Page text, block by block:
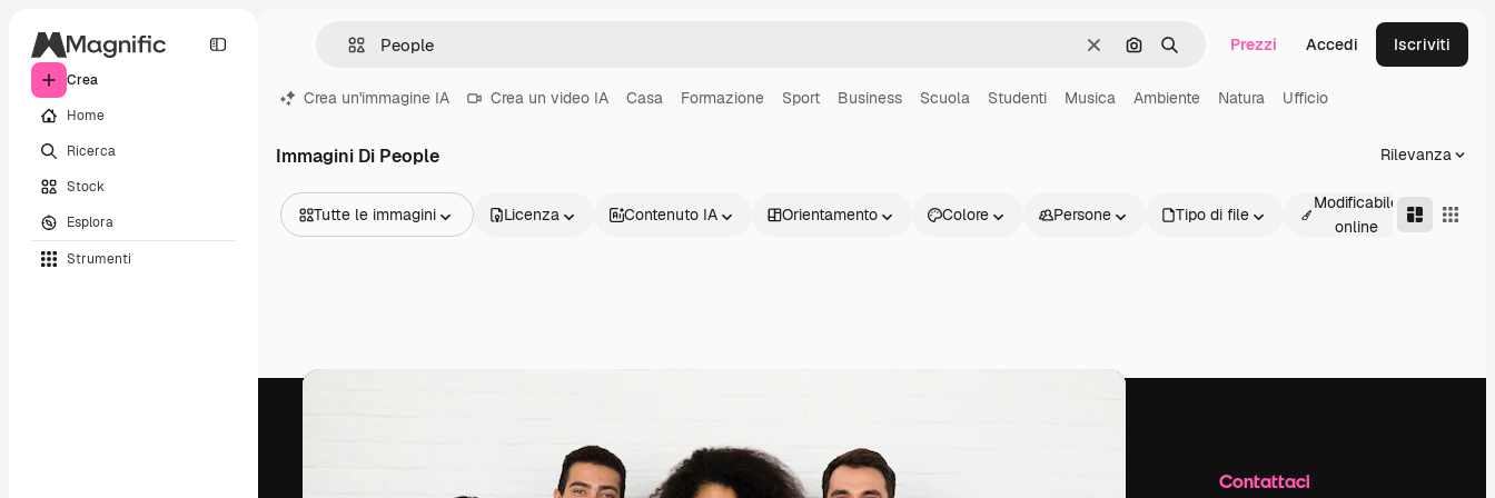
Crea
Home
Ricerca
Stock
Esplora
Strumenti
CancellaCerca per immagine
Ricerca Prezzi Accedi Iscriviti
Crea un'immagine IA Crea un video IA Casa Formazione Sport Business Scuola Studenti Musica Ambiente Natura Ufficio
Immagini Di People Rilevanza
Tutte le immagini
Video
Licenza Contenuto IA Orientamento Colore Persone Tipo di file
Modificabile
online
Prodotti Inizia Contattaci